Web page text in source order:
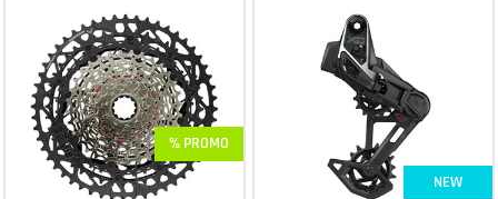
% PROMO
NEW